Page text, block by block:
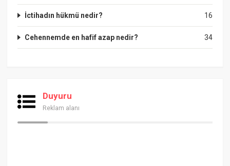
16
İctihadın hükmü nedir?
34
Cehennemde en hafif azap nedir?
Duyuru
Reklam alanı